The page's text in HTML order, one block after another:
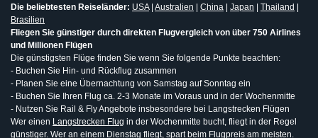
Die beliebtesten Reiseländer: USA| Australien China Japan Thailand
Brasilien
Fliegen Sie günstiger durch direkten Flugvergleich von über 750 Airlines
und Millionen Flügen
Die günstigsten Flüge finden Sie wenn Sie folgende Punkte beachten:
- Buchen Sie Hin- und Rückflug zusammen
- Planen Sie eine Übernachtung von Samstag auf Sonntag ein
- Buchen Sie Ihren Flug ca. 2-3 Monate im Voraus und in der Wochenmitte
- Nutzen Sie Rail & Fly Angebote insbesondere bei Langstrecken Flügen
Wer einen Langstrecken Flug in der Wochenmitte bucht, fliegt in der Regel
günstiger. Wer an einem Dienstag fliegt, spart beim Flugpreis am meisten.